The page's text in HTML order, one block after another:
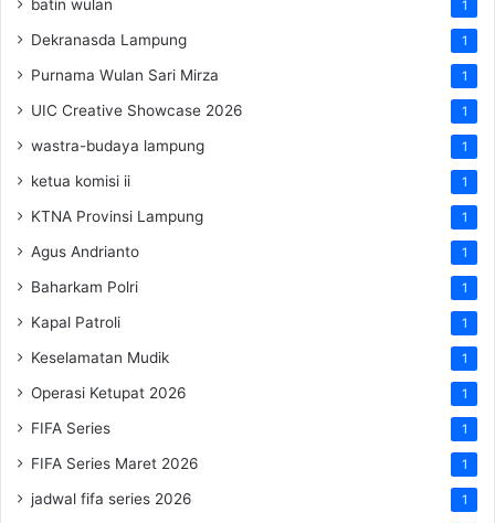
batin wulan 1
Dekranasda Lampung 1
Purnama Wulan Sari Mirza 1
UIC Creative Showcase 2026 1
wastra-budaya lampung 1
ketua komisi ii 1
KTNA Provinsi Lampung 1
Agus Andrianto 1
Baharkam Polri 1
Kapal Patroli 1
Keselamatan Mudik 1
Operasi Ketupat 2026 1
FIFA Series 1
FIFA Series Maret 2026 1
jadwal fifa series 2026 1